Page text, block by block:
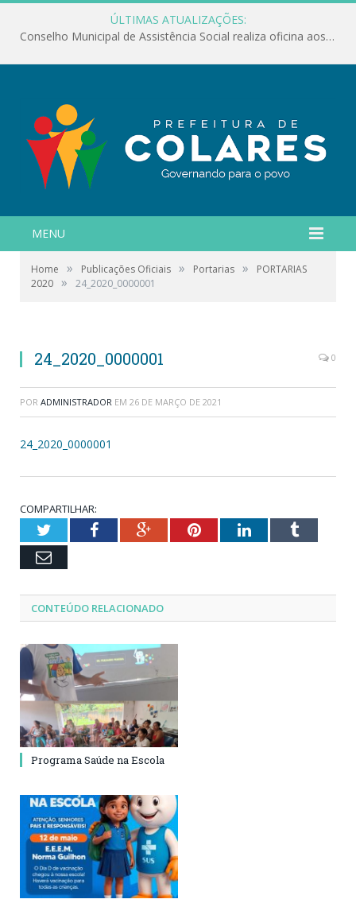
ÚLTIMAS ATUALIZAÇÕES:
Conselho Municipal de Assistência Social realiza oficina aos servidores
MENU
Home » Publicações Oficiais » Portarias »
PORTARIAS
2020 » 24_2020_0000001
24_2020_0000001 0
POR ADMINISTRADOR EM 26 DE MARÇO DE 2021
24_2020_0000001
COMPARTILHAR:
TwitterFacebookGoogle+PinterestLinkedInTumblr
Email
CONTEÚDO RELACIONADO
Programa Saúde na Escola